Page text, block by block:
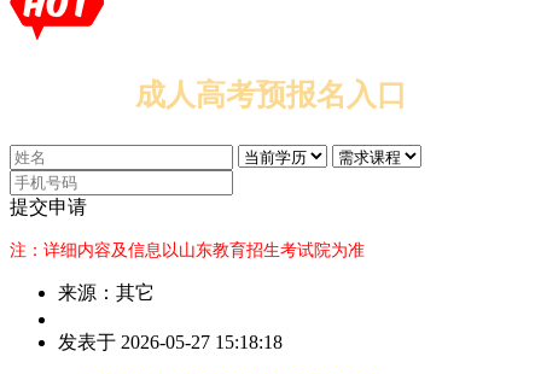
成人高考预报名入口
提交申请
注：详细内容及信息以山东教育招生考试院为准
来源：其它
者：
发表于 2026-05-27 15:18:18